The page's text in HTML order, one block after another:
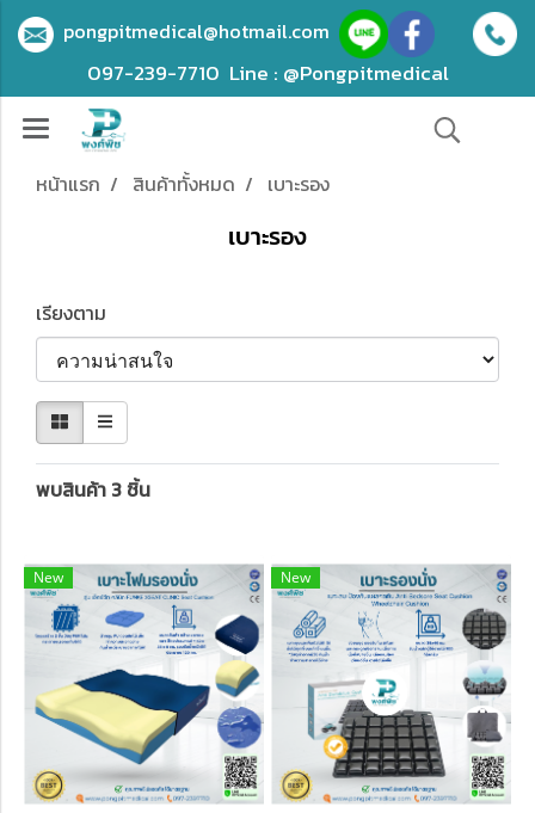
pongpitmedical@hotmail.com
097-239-7710 Line : @Pongpitmedical
หน้าแรก สินค้าทั้งหมด เบาะรอง
เบาะรอง
เรียงตาม
พบสินค้า 3 ชิ้น
New New